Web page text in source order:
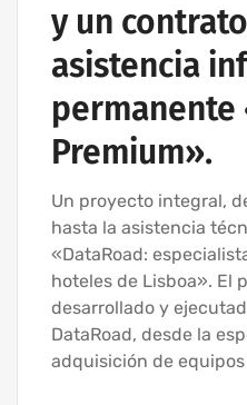
y un
asistencia
permanente
Premium».
Un proyecto integral,
hasta la asistencia
«DataRoad:
hoteles de Lisboa». El
desarrollado y
DataRoad, desde la
adquisición de